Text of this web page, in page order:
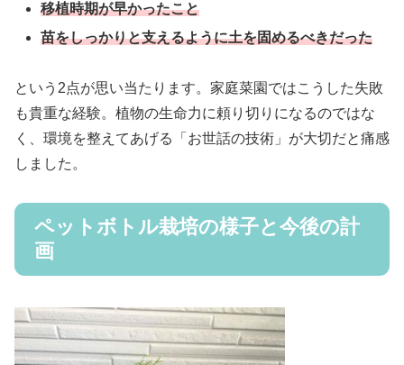
移植時期が早かったこと
苗をしっかりと支えるように土を固めるべきだった
という2点が思い当たります。家庭菜園ではこうした失敗
も貴重な経験。植物の生命力に頼り切りになるのではな
く、環境を整えてあげる「お世話の技術」が大切だと痛感
しました。
ペットボトル栽培の様子と今後の計
画